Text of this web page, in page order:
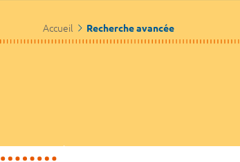
Accueil Recherche avancée